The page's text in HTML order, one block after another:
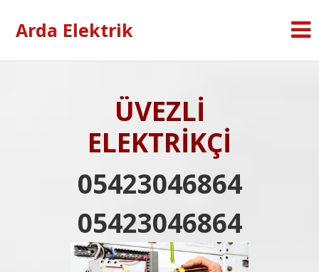
Arda Elektrik
ÜVEZLİ
ELEKTRİKÇİ
05423046864
05423046864